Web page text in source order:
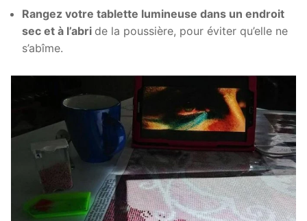
Rangez votre tablette lumineuse dans un endroit
sec et à l’abri de la poussière, pour éviter qu’elle ne
s’abîme.